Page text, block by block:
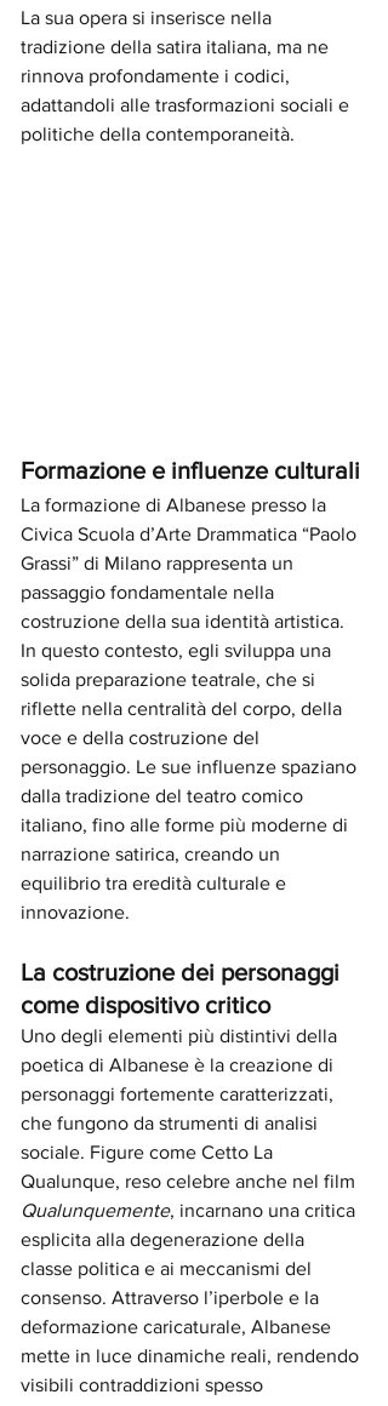
La sua opera si inserisce nella
tradizione della satira italiana, ma ne
rinnova profondamente i codici,
adattandoli alle trasformazioni sociali e
politiche della contemporaneità.
Formazione e influenze culturali
La formazione di Albanese presso la
Civica Scuola d’Arte Drammatica “Paolo
Grassi” di Milano rappresenta un
passaggio fondamentale nella
costruzione della sua identità artistica.
In questo contesto, egli sviluppa una
solida preparazione teatrale, che si
riflette nella centralità del corpo, della
voce e della costruzione del
personaggio. Le sue influenze spaziano
dalla tradizione del teatro comico
italiano, fino alle forme più moderne di
narrazione satirica, creando un
equilibrio tra eredità culturale e
innovazione.
La costruzione dei personaggi
come dispositivo critico
Uno degli elementi più distintivi della
poetica di Albanese è la creazione di
personaggi fortemente caratterizzati,
che fungono da strumenti di analisi
sociale. Figure come Cetto La
Qualunque, reso celebre anche nel film
Qualunquemente, incarnano una critica
esplicita alla degenerazione della
classe politica e ai meccanismi del
consenso. Attraverso l’iperbole e la
deformazione caricaturale, Albanese
mette in luce dinamiche reali, rendendo
visibili contraddizioni spesso